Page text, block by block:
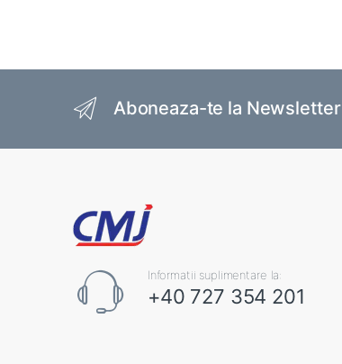
Aboneaza-te la Newsletter
Informatii suplimentare la:
+40 727 354 201